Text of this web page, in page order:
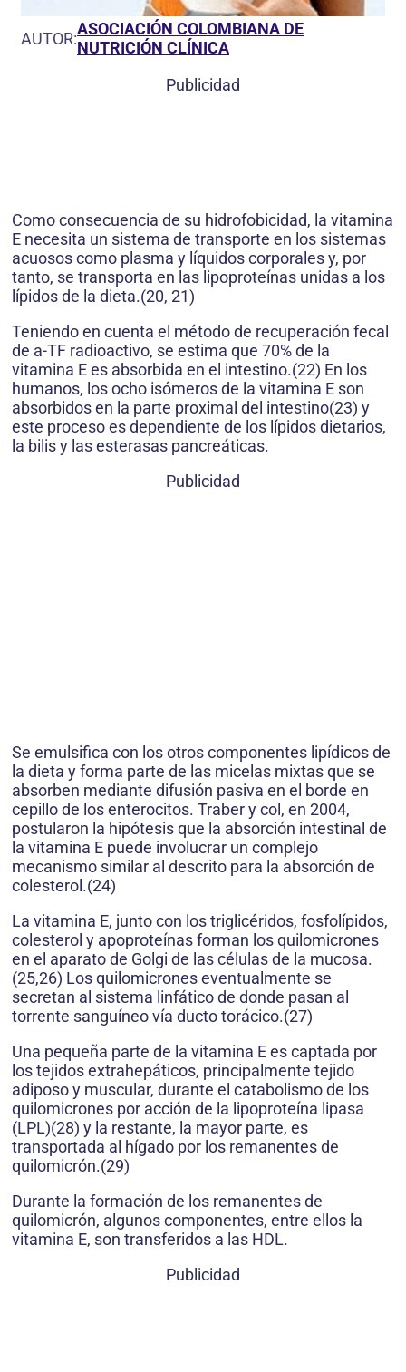
AUTOR:ASOCIACIÓN COLOMBIANA DE
NUTRICIÓN CLÍNICA
Publicidad
Como consecuencia de su hidrofobicidad, la vitamina
E necesita un sistema de transporte en los sistemas
acuosos como plasma y líquidos corporales y, por
tanto, se transporta en las lipoproteínas unidas a los
lípidos de la dieta.(20, 21)
Teniendo en cuenta el método de recuperación fecal
de a-TF radioactivo, se estima que 70% de la
vitamina E es absorbida en el intestino.(22) En los
humanos, los ocho isómeros de la vitamina E son
absorbidos en la parte proximal del intestino(23) y
este proceso es dependiente de los lípidos dietarios,
la bilis y las esterasas pancreáticas.
Publicidad
Se emulsifica con los otros componentes lipídicos de
la dieta y forma parte de las micelas mixtas que se
absorben mediante difusión pasiva en el borde en
cepillo de los enterocitos. Traber y col, en 2004,
postularon la hipótesis que la absorción intestinal de
la vitamina E puede involucrar un complejo
mecanismo similar al descrito para la absorción de
colesterol.(24)
La vitamina E, junto con los triglicéridos, fosfolípidos,
colesterol y apoproteínas forman los quilomicrones
en el aparato de Golgi de las células de la mucosa.
(25,26) Los quilomicrones eventualmente se
secretan al sistema linfático de donde pasan al
torrente sanguíneo vía ducto torácico.(27)
Una pequeña parte de la vitamina E es captada por
los tejidos extrahepáticos, principalmente tejido
adiposo y muscular, durante el catabolismo de los
quilomicrones por acción de la lipoproteína lipasa
(LPL)(28) y la restante, la mayor parte, es
transportada al hígado por los remanentes de
quilomicrón.(29)
Durante la formación de los remanentes de
quilomicrón, algunos componentes, entre ellos la
vitamina E, son transferidos a las HDL.
Publicidad